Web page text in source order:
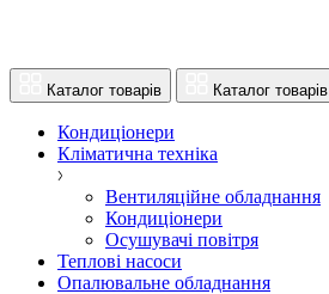
Каталог товарів Каталог товарів
Кондиціонери
Кліматична техніка
Вентиляційне обладнання
Кондиціонери
Осушувачі повітря
Теплові насоси
Опалювальне обладнання